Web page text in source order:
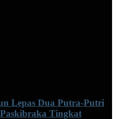
Lepas Dua Putra-Putri
Tingkat